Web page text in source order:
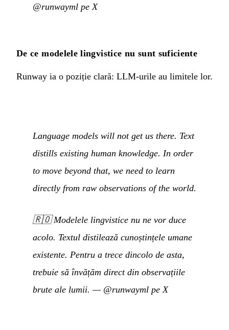
@runwayml pe X
De ce modelele lingvistice nu sunt suficiente
Runway ia o poziție clară: LLM-urile au limitele lor.
Language models will not get us there. Text
distills existing human knowledge. In order
to move beyond that, we need to learn
directly from raw observations of the world.
🇷🇴Modelele lingvistice nu ne vor duce
acolo. Textul distilează cunoștințele umane
existente. Pentru a trece dincolo de asta,
trebuie să învățăm direct din observațiile
brute ale lumii. — @runwayml pe X